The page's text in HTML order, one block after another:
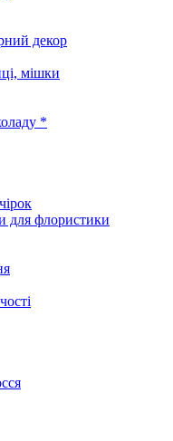
декор
мішки
*
для флористики